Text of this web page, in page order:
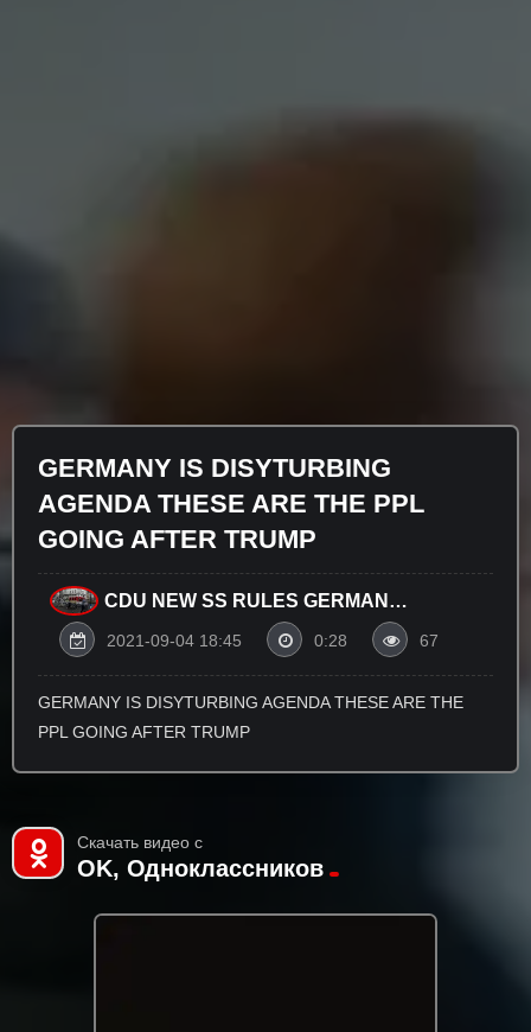
GERMANY IS DISYTURBING
AGENDA THESE ARE THE PPL
GOING AFTER TRUMP
CDU NEW SS RULES GERMAN
GOVERNMENT Illegal Use Of
Biometrics Founder Treaty Of Prüm
And Schengen Agreement CCTV
Cameras With Facial Recognition
Illegal Data Retention Directives Cdu
Through Illegal “hate Speech” Laws
2021-09-04 18:45 0:28 67
GERMANY IS DISYTURBING AGENDA THESE ARE THE
PPL GOING AFTER TRUMP
Скачать видео с
OK, Одноклассников